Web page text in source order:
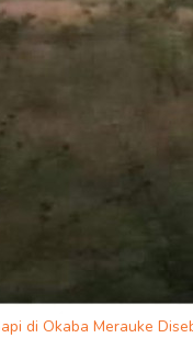
di Okaba Merauke